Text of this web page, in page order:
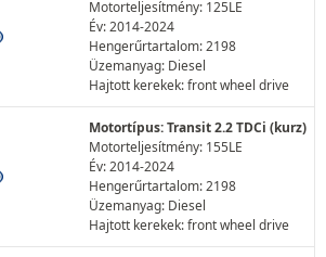
Motorteljesítmény: 125LE
Év: 2014-2024
Hengerűrtartalom: 2198
Üzemanyag: Diesel
Hajtott kerekek: front wheel drive
Motortípus: Transit 2.2 TDCi (kurz)
Motorteljesítmény: 155LE
Év: 2014-2024
Hengerűrtartalom: 2198
Üzemanyag: Diesel
Hajtott kerekek: front wheel drive